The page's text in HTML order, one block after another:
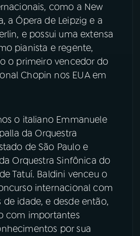
como a New
a Ópera de Leipzig e a
e possui uma extensa
pianista e regente,
o primeiro vencedor do
Chopin nos EUA em
o italiano Emmanuele
da Orquestra
de São Paulo e
Orquestra Sinfônica do
Tatuí. Baldini venceu o
internacional com
de idade, e desde então,
com importantes
por sua